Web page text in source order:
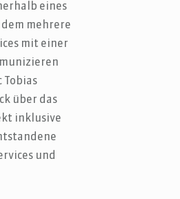
eines
mehrere
mit einer
Tobias
über das
inklusive
und